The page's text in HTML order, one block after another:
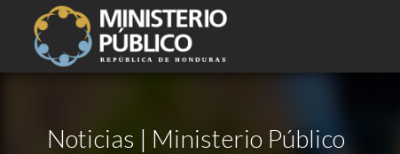
Noticias | Ministerio Público